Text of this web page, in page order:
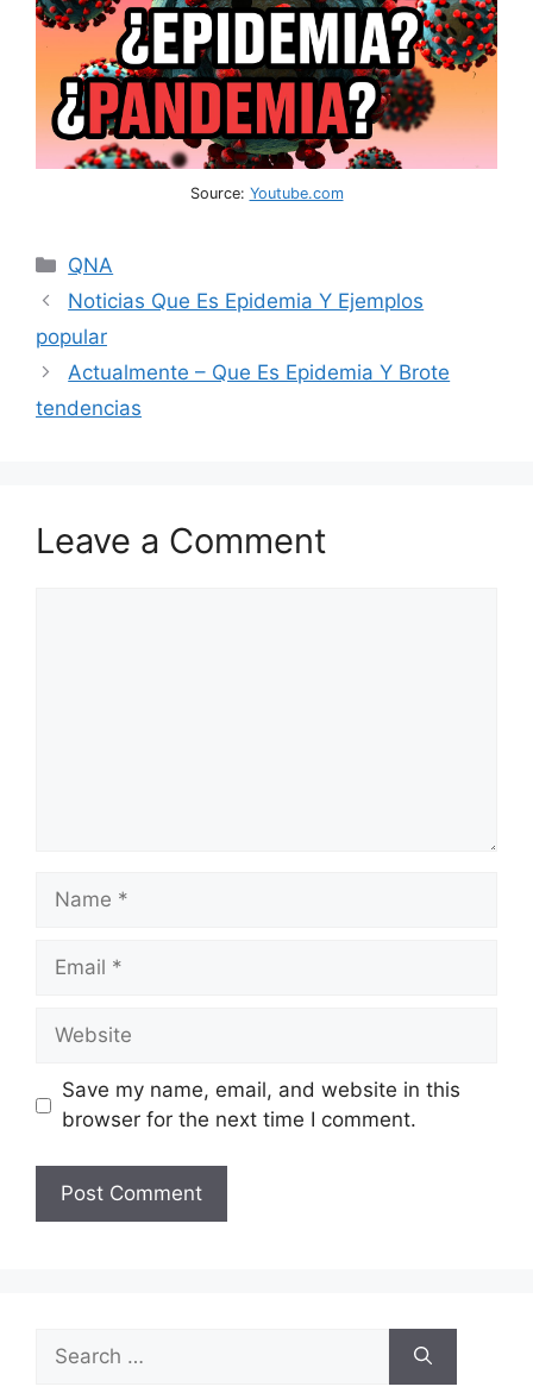
Source: Youtube.com
Categories
QNA
Noticias Que Es Epidemia Y Ejemplos
popular
Actualmente – Que Es Epidemia Y Brote
tendencias
Leave a Comment
Name
Email
Website
Save my name, email, and website in this
browser for the next time I comment.
for: